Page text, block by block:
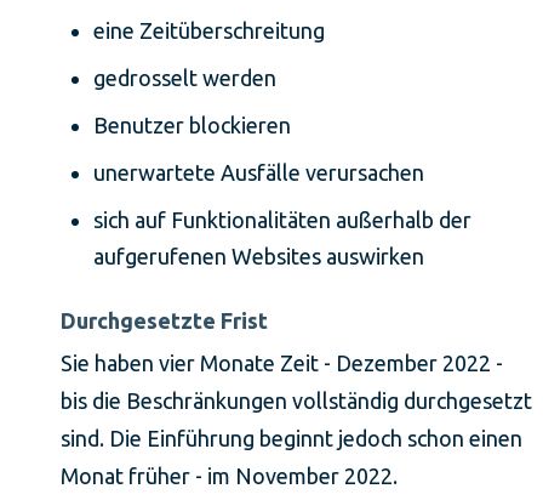
eine Zeitüberschreitung
gedrosselt werden
Benutzer blockieren
unerwartete Ausfälle verursachen
sich auf Funktionalitäten außerhalb der
aufgerufenen Websites auswirken
Durchgesetzte Frist
Sie haben vier Monate Zeit - Dezember 2022 -
bis die Beschränkungen vollständig durchgesetzt
sind. Die Einführung beginnt jedoch schon einen
Monat früher - im November 2022.